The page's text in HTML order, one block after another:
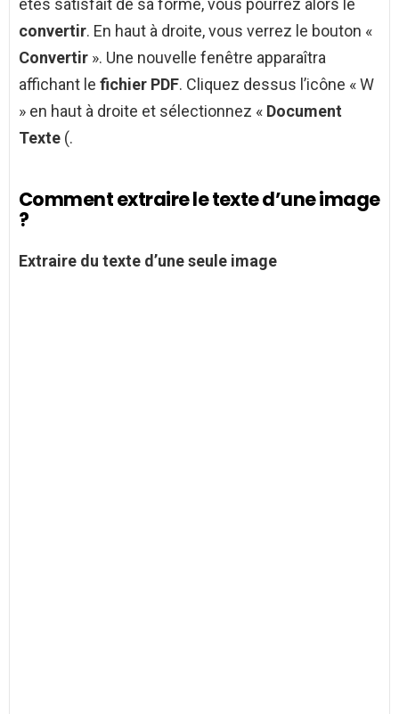
êtes satisfait de sa forme, vous pourrez alors le
convertir. En haut à droite, vous verrez le bouton «
Convertir ». Une nouvelle fenêtre apparaîtra
affichant le fichier PDF. Cliquez dessus l’icône « W
» en haut à droite et sélectionnez « Document
Texte (.
Comment extraire le texte d’une image
?
Extraire du texte d’une seule image